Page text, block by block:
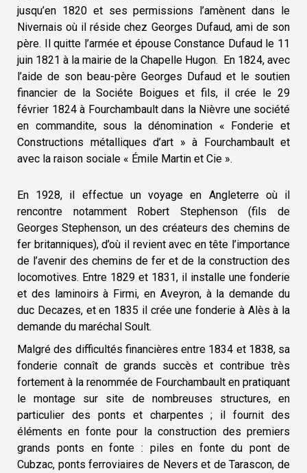
jusqu’en 1820 et ses permissions l’amènent dans le
Nivernais où il réside chez Georges Dufaud, ami de son
père. Il quitte l’armée et épouse Constance Dufaud le 11
juin 1821 à la mairie de la Chapelle Hugon. En 1824, avec
l’aide de son beau-père Georges Dufaud et le soutien
financier de la Sociéte Boigues et fils, il crée le 29
février 1824 à Fourchambault dans la Nièvre une société
en commandite, sous la dénomination « Fonderie et
Constructions métalliques d’art » à Fourchambault et
avec la raison sociale « Émile Martin et Cie ».
En 1928, il effectue un voyage en Angleterre où il
rencontre notamment Robert Stephenson (fils de
Georges Stephenson, un des créateurs des chemins de
fer britanniques), d’où il revient avec en tête l’importance
de l’avenir des chemins de fer et de la construction des
locomotives. Entre 1829 et 1831, il installe une fonderie
et des laminoirs à Firmi, en Aveyron, à la demande du
duc Decazes, et en 1835 il crée une fonderie à Alès à la
demande du maréchal Soult.
Malgré des difficultés financières entre 1834 et 1838, sa
fonderie connaît de grands succès et contribue très
fortement à la renommée de Fourchambault en pratiquant
le montage sur site de nombreuses structures, en
particulier des ponts et charpentes ; il fournit des
éléments en fonte pour la construction des premiers
grands ponts en fonte : piles en fonte du pont de
Cubzac, ponts ferroviaires de Nevers et de Tarascon, de